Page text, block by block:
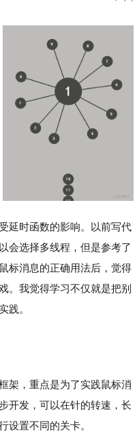
延时函数的影响。以前写代
会选择多线程，但是参考了
标消息的正确用法后，觉得
。我觉得学习不仅就是把别
践。
架，重点是为了实践鼠标消
开发，可以在针的转速，长
设置不同的关卡。